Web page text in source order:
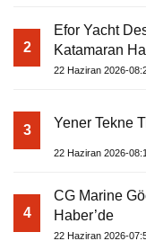
2
Efor Yacht
Katamaran
22 Haziran 2026-
3 Yener Tekne
22 Haziran 2026-
4
CG Marine
Haber’de
22 Haziran 2026-